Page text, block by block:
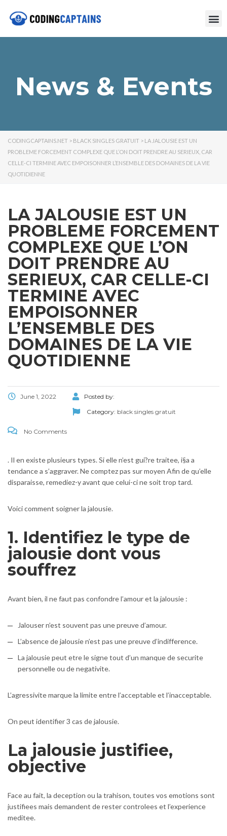
News & Events
CODINGCAPTAINS.NET > BLACK SINGLES GRATUIT > LA JALOUSIE EST UN
PROBLEME FORCEMENT COMPLEXE QUE L’ON DOIT PRENDRE AU SERIEUX, CAR
CELLE-CI TERMINE AVEC EMPOISONNER L’ENSEMBLE DES DOMAINES DE LA VIE
QUOTIDIENNE
LA JALOUSIE EST UN
PROBLEME FORCEMENT
COMPLEXE QUE L’ON
DOIT PRENDRE AU
SERIEUX, CAR CELLE-CI
TERMINE AVEC
EMPOISONNER
L’ENSEMBLE DES
DOMAINES DE LA VIE
QUOTIDIENNE
June 1, 2022
Posted by:
Category: black singles gratuit
No Comments
. Il en existe plusieurs types. Si elle n’est gui?re traitee, i§a a
tendance a s’aggraver. Ne comptez pas sur moyen Afin de qu’elle
disparaisse, remediez-y avant que celui-ci ne soit trop tard.
Voici comment soigner la jalousie.
1. Identifiez le type de
jalousie dont vous
souffrez
Avant bien, il ne faut pas confondre l’amour et la jalousie :
Jalouser n’est souvent pas une preuve d’amour.
L’absence de jalousie n’est pas une preuve d’indifference.
La jalousie peut etre le signe tout d’un manque de securite
personnelle ou de negativite.
L’agressivite marque la limite entre l’acceptable et l’inacceptable.
On peut identifier 3 cas de jalousie.
La jalousie justifiee,
objective
Face au fait, la deception ou la trahison, toutes vos emotions sont
justifiees mais demandent de rester controlees et l’experience
meditee.